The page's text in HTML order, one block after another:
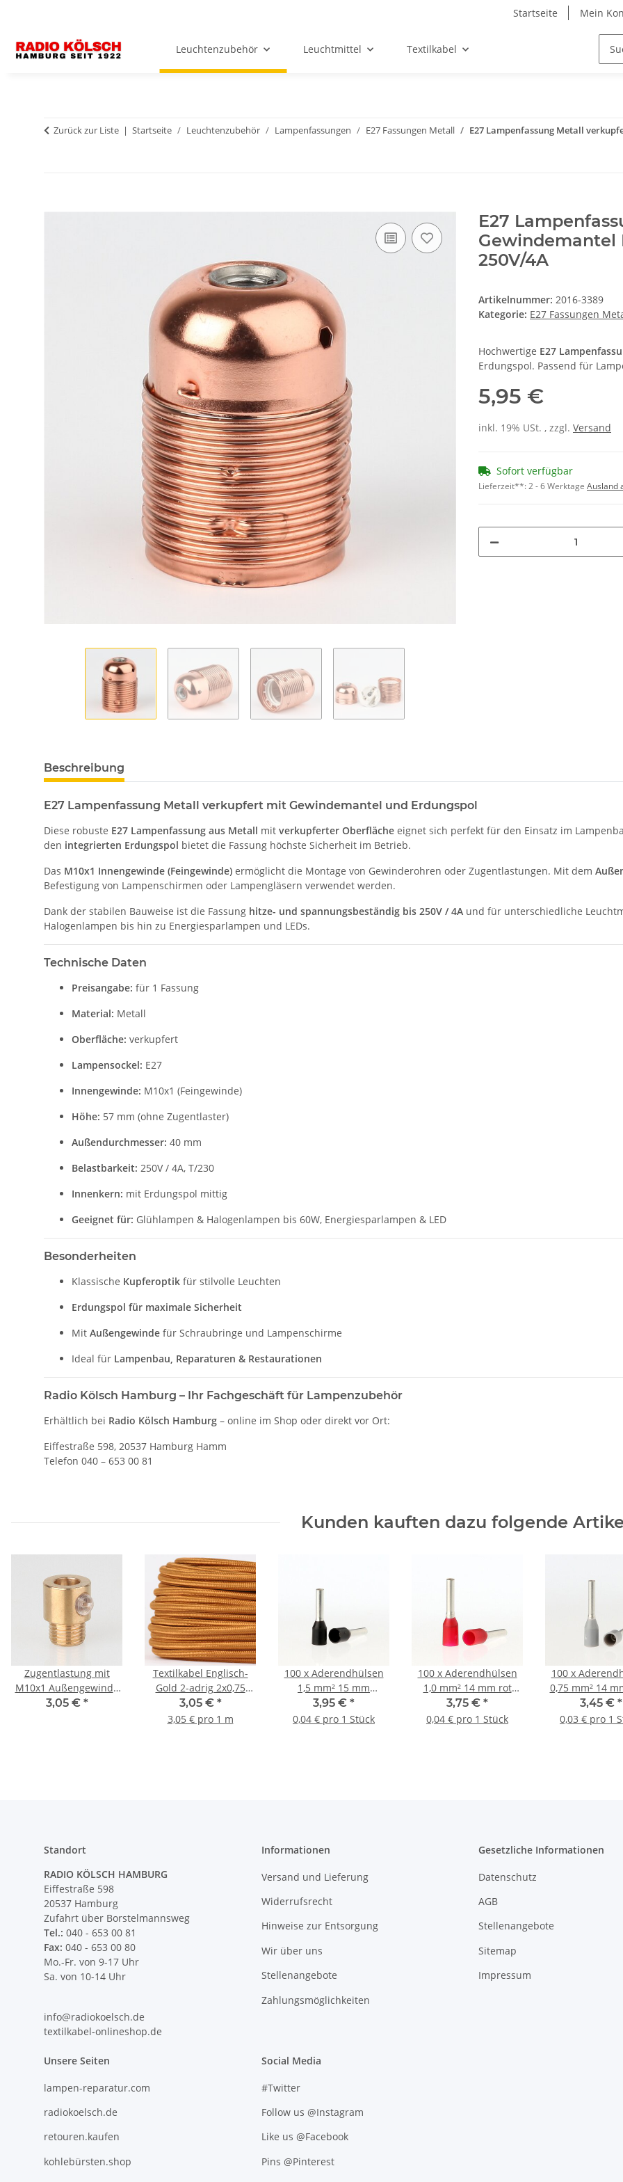
Startseite Mein
Leuchtenzubehör Leuchtmittel Textilkabel
Zurück zur Liste Startseite Leuchtenzubehör Lampenfassungen E27 Fassungen Metall E27 Lampenfassung Metall
E27
Gewindemantel
250V/4A
Artikelnummer: 2016-3389
Kategorie: E27 Fassungen
Hochwertige E27
Erdungspol. Passend für
5,95 €
inkl. 19% USt. , zzgl. Versand
Sofort verfügbar
Lieferzeit**:2 - 6 Werktage Ausland
Beschreibung
E27 Lampenfassung Metall verkupfert mit Gewindemantel und Erdungspol
Diese robuste E27 Lampenfassung aus Metall mit verkupferter Oberfläche eignet sich perfekt für den Einsatz im
den integrierten Erdungspol bietet die Fassung höchste Sicherheit im Betrieb.
Das M10x1 Innengewinde (Feingewinde) ermöglicht die Montage von Gewinderohren oder Zugentlastungen. Mit dem
Befestigung von Lampenschirmen oder Lampengläsern verwendet werden.
Dank der stabilen Bauweise ist die Fassung hitze- und spannungsbeständig bis 250V / 4A und für unterschiedliche
Halogenlampen bis hin zu Energiesparlampen und LEDs.
Technische Daten
Preisangabe: für 1 Fassung
Material: Metall
Oberfläche: verkupfert
Lampensockel: E27
Innengewinde: M10x1 (Feingewinde)
Höhe: 57 mm (ohne Zugentlaster)
Außendurchmesser: 40 mm
Belastbarkeit: 250V / 4A, T/230
Innenkern: mit Erdungspol mittig
Geeignet für: Glühlampen & Halogenlampen bis 60W, Energiesparlampen & LED
Besonderheiten
Klassische Kupferoptik für stilvolle Leuchten
Erdungspol für maximale Sicherheit
Mit Außengewinde für Schraubringe und Lampenschirme
Ideal für Lampenbau, Reparaturen & Restaurationen
Radio Kölsch Hamburg – Ihr Fachgeschäft für Lampenzubehör
Erhältlich bei Radio Kölsch Hamburg – online im Shop oder direkt vor Ort:
Eiffestraße 598, 20537 Hamburg Hamm
Telefon 040 – 653 00 81
Kunden kauften dazu folgende
Zugentlastung mit
M10x1 Außengewinde
für Kabel 13x17mm
3,05 € *
Textilkabel Englisch-
Gold 2-adrig 2x0,75
Schlauchleitung H03VV-
F textilummantelt
3,05 € *
3,05 € pro 1 m
100 x Aderendhülsen
1,5 mm² 15 mm
schwarz isoliert
3,95 € *
0,04 € pro 1 Stück
100 x Aderendhülsen
1,0 mm² 14 mm rot
isoliert
3,75 € *
0,04 € pro 1 Stück
100 x
0,75 mm² 14
isoliert
3,45 € *
0,03 € pro 1
Standort
RADIO KÖLSCH HAMBURG
Eiffestraße 598
20537 Hamburg
Zufahrt über Borstelmannsweg
Tel.: 040 - 653 00 81
Fax: 040 - 653 00 80
Mo.-Fr. von 9-17 Uhr
Sa. von 10-14 Uhr
info@radiokoelsch.de
textilkabel-onlineshop.de
Informationen
Versand und Lieferung
Widerrufsrecht
Hinweise zur Entsorgung
Wir über uns
Stellenangebote
Zahlungsmöglichkeiten
Gesetzliche Informationen
Datenschutz
AGB
Stellenangebote
Sitemap
Impressum
Unsere Seiten
lampen-reparatur.com
radiokoelsch.de
retouren.kaufen
kohlebürsten.shop
Social Media
#Twitter
Follow us @Instagram
Like us @Facebook
Pins @Pinterest